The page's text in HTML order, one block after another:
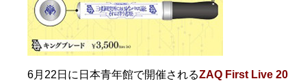
6月22日に日本青年館で開催されるZAQ First Live